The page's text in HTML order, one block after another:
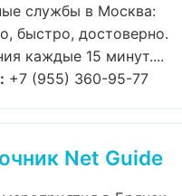
службы в Москва:
быстро, достоверно.
каждые 15 минут....
+7 (955) 360-95-77
Net Guide